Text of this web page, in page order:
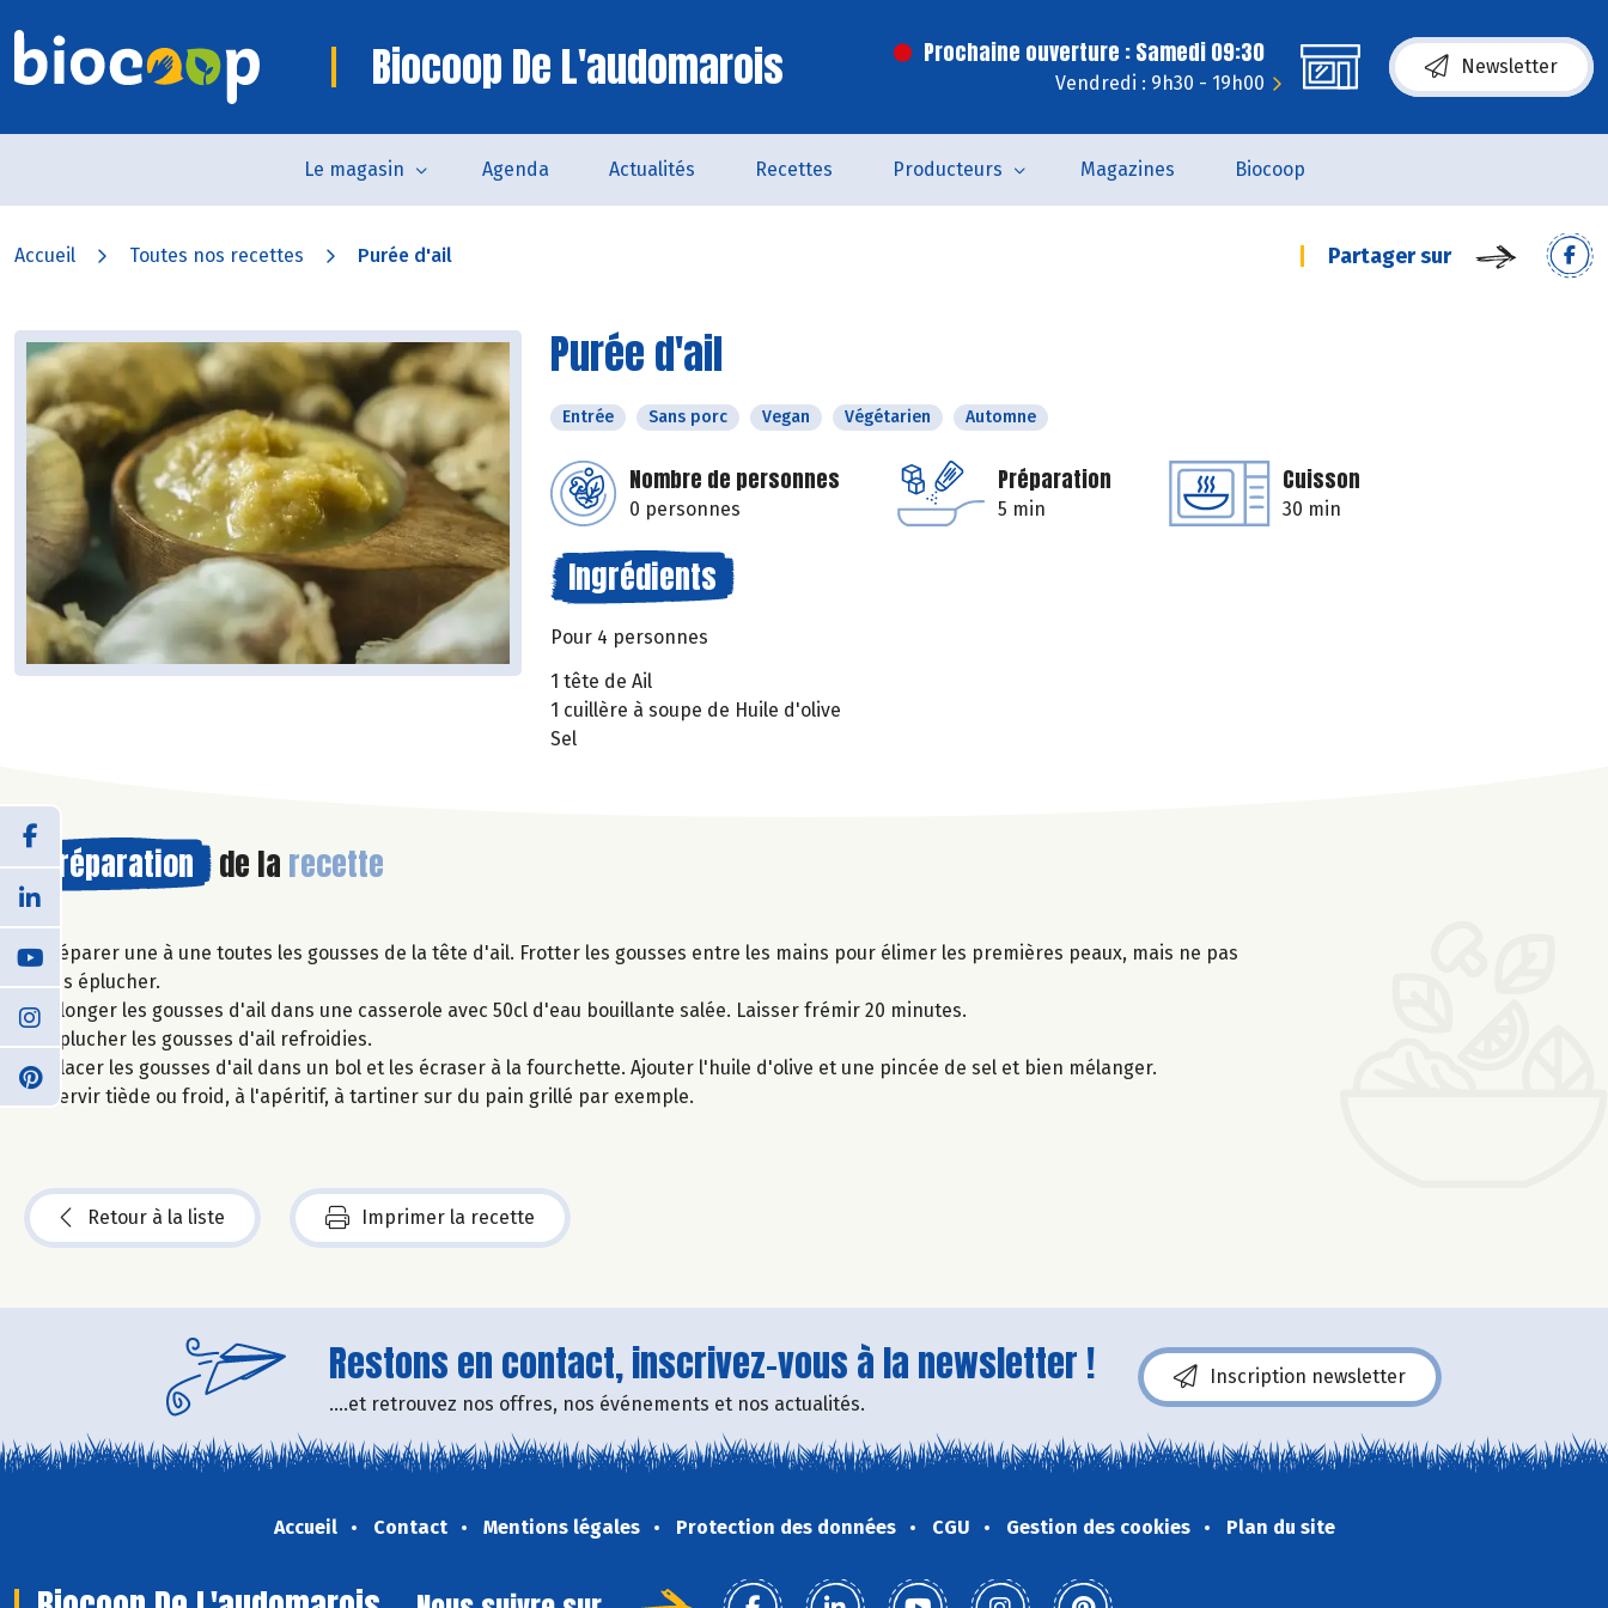
Biocoop De L'audomarois Prochaine ouverture : Samedi 09:30
Vendredi : 9h30 - 19h00
Newsletter
Le magasin Agenda Actualités Recettes Producteurs Magazines Biocoop
Accueil Toutes nos recettes Purée d'ail Partager sur
Purée d'ail
Entrée Sans porc Vegan Végétarien Automne
Nombre de personnes
0 personnes
Préparation
5 min
Cuisson
30 min
Ingrédients
Pour 4 personnes
1 tête de Ail
1 cuillère à soupe de Huile d'olive
Sel
Préparation de la recette
Séparer une à une toutes les gousses de la tête d'ail. Frotter les gousses entre les mains pour élimer les premières peaux, mais ne pas
les éplucher.
Plonger les gousses d'ail dans une casserole avec 50cl d'eau bouillante salée. Laisser frémir 20 minutes.
Eplucher les gousses d'ail refroidies.
Placer les gousses d'ail dans un bol et les écraser à la fourchette. Ajouter l'huile d'olive et une pincée de sel et bien mélanger.
Servir tiède ou froid, à l'apéritif, à tartiner sur du pain grillé par exemple.
Retour à la liste Imprimer la recette
Restons en contact, inscrivez-vous à la newsletter !
....et retrouvez nos offres, nos événements et nos actualités.
Inscription newsletter
Accueil Contact Mentions légales Protection des données CGU Gestion des cookies Plan du site